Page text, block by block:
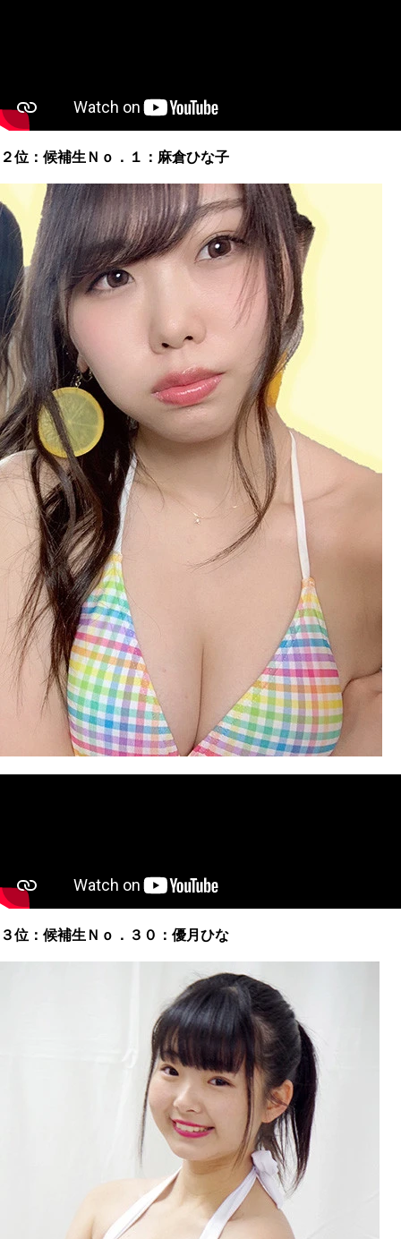
２位：候補生Ｎｏ．１：麻倉ひな子
３位：候補生Ｎｏ．３０：優月ひな